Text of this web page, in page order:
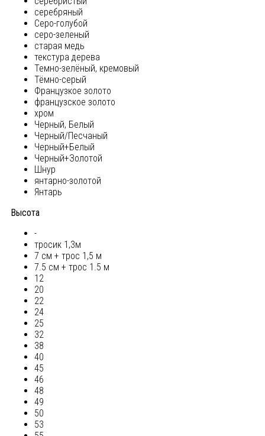
серебряный
Серо-голубой
серо-зеленый
старая медь
текстура дерева
Темно-зелёный, кремовый
Тёмно-серый
Французкое золото
французское золото
хром
Черный, Белый
Черный/Песчаный
Черный+Белый
Черный+Золотой
Шнур
янтарно-золотой
Янтарь
Высота
-
тросик 1,3м
7 см + трос 1,5 м
7.5 см + трос 1.5 м
12
20
22
24
25
32
38
40
45
46
48
49
50
53